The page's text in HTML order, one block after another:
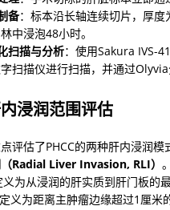
备：标本沿长轴连续切片，厚
中浸泡48小时。
扫描与分析：使用Sakura IVS-
扫描仪进行扫描，并通过Olyvia
浸润范围评估
评估了PHCC的两种肝内浸润模
Radial Liver Invasion, RLI） 。
义为从浸润的肝实质到肝门板的
定义为距离主肿瘤边缘超过1厘米